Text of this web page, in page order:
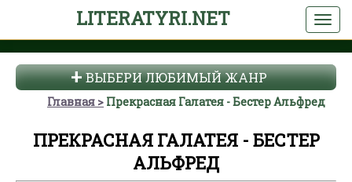
LITERATYRI.NET
ВЫБЕРИ ЛЮБИМЫЙ ЖАНР
Главная Прекрасная Галатея - Бестер Альфред
ПРЕКРАСНАЯ ГАЛАТЕЯ - БЕСТЕР
АЛЬФРЕД